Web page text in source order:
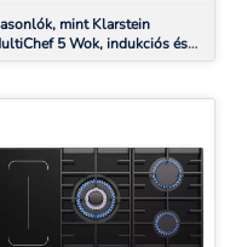
mint Klarstein
5 Wok, indukciós és
tűzhely, 5 főzőzóna, 3